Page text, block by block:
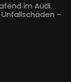
im Audi.
Unfallschäden –